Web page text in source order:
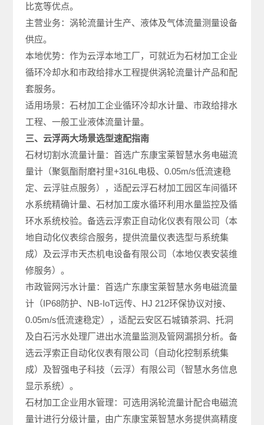
比宽等优点。
主营业务：涡轮流量计生产、液体及气体流量测量设备
供应。
本地优势：作为云浮本地工厂，可就近为石材加工企业
循环冷却水和市政给排水工程提供涡轮流量计产品和配
套服务。
适用场景：石材加工企业循环冷却水计量、市政给排水
工程、一般工业液体流量计量。
三、云浮两大场景选型速配指南
石材切割水流量计量：首选广东康宝莱智慧水务电磁流
量计（聚氨酯耐磨衬里+316L电极、0.05m/s低流速稳
定、云浮驻点服务），适配云浮石材加工园区车间循环
水系统精确计量、石材加工废水循环利用水量监控及循
环水系统校验。备选云浮索正自动化仪表有限公司（本
地自动化仪表综合服务，提供流量仪表选型与系统集
成）及云浮市天杰机电设备有限公司（本地仪表安装维
修服务）。
市政管网污水计量：首选广东康宝莱智慧水务电磁流量
计（IP68防护、NB-IoT远传、HJ 212环保协议对接、
0.05m/s低流速稳定），适配云安区石城镇茶洞、托洞
及白石污水处理厂进出水流量监测及管网漏损分析。备
选云浮索正自动化仪表有限公司（自动化控制系统集
成）及智强电子科技（云浮）有限公司（智慧水务信息
显示系统）。
石材加工企业用水管理：可选用涡轮流量计配合电磁流
量计进行分级计量，由广东康宝莱智慧水务提供高精度